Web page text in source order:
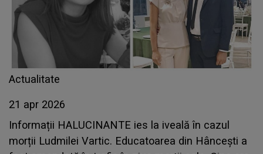
Actualitate
21 apr 2026
Informații HALUCINANTE ies la iveală în cazul
morții Ludmilei Vartic. Educatoarea din Hâncești a